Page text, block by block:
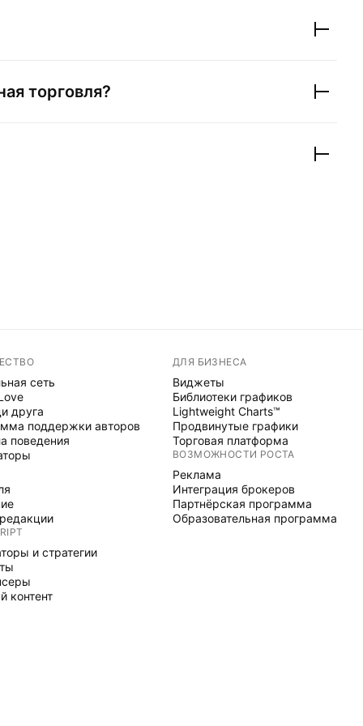
торговля?
сеть
друга
поддержки авторов
поведения
и стратегии
контент
ДЛЯ БИЗНЕСА
Виджеты
Библиотеки графиков
Lightweight Charts™
Продвинутые графики
Торговая платформа
ВОЗМОЖНОСТИ РОСТА
Реклама
Интеграция брокеров
Партнёрская программа
Образовательная программа